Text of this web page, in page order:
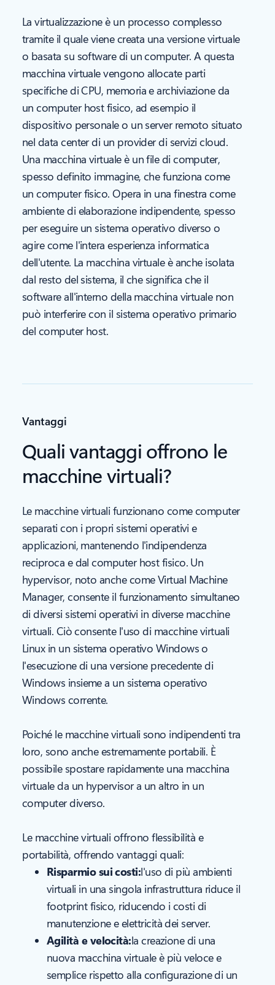
La virtualizzazione è un processo complesso
tramite il quale viene creata una versione virtuale
o basata su software di un computer. A questa
macchina virtuale vengono allocate parti
specifiche di CPU, memoria e archiviazione da
un computer host fisico, ad esempio il
dispositivo personale o un server remoto situato
nel data center di un provider di servizi cloud.
Una macchina virtuale è un file di computer,
spesso definito immagine, che funziona come
un computer fisico. Opera in una finestra come
ambiente di elaborazione indipendente, spesso
per eseguire un sistema operativo diverso o
agire come l'intera esperienza informatica
dell'utente. La macchina virtuale è anche isolata
dal resto del sistema, il che significa che il
software all'interno della macchina virtuale non
può interferire con il sistema operativo primario
del computer host.
Vantaggi
Quali vantaggi offrono le
macchine virtuali?
Le macchine virtuali funzionano come computer
separati con i propri sistemi operativi e
applicazioni, mantenendo l'indipendenza
reciproca e dal computer host fisico. Un
hypervisor, noto anche come Virtual Machine
Manager, consente il funzionamento simultaneo
di diversi sistemi operativi in diverse macchine
virtuali. Ciò consente l'uso di macchine virtuali
Linux in un sistema operativo Windows o
l'esecuzione di una versione precedente di
Windows insieme a un sistema operativo
Windows corrente.
Poiché le macchine virtuali sono indipendenti tra
loro, sono anche estremamente portabili. È
possibile spostare rapidamente una macchina
virtuale da un hypervisor a un altro in un
computer diverso.
Le macchine virtuali offrono flessibilità e
portabilità, offrendo vantaggi quali:
Risparmio sui costi:l'uso di più ambienti
virtuali in una singola infrastruttura riduce il
footprint fisico, riducendo i costi di
manutenzione e elettricità dei server.
Agilità e velocità:la creazione di una
nuova macchina virtuale è più veloce e
semplice rispetto alla configurazione di un